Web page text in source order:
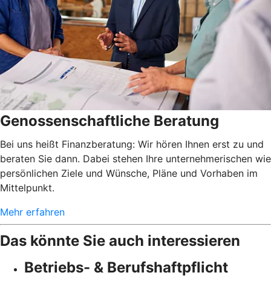
Genossenschaftliche Beratung
Bei uns heißt Finanzberatung: Wir hören Ihnen erst zu und
beraten Sie dann. Dabei stehen Ihre unternehmerischen wie
persönlichen Ziele und Wünsche, Pläne und Vorhaben im
Mittelpunkt.
Mehr erfahren
Das könnte Sie auch interessieren
Betriebs- & Berufshaftpflicht